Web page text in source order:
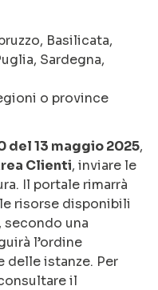
Basilicata,
Sardegna,
o province
del 13 maggio 2025,
Clienti, inviare le
Il portale rimarrà
risorse disponibili
secondo una
l’ordine
istanze. Per
il